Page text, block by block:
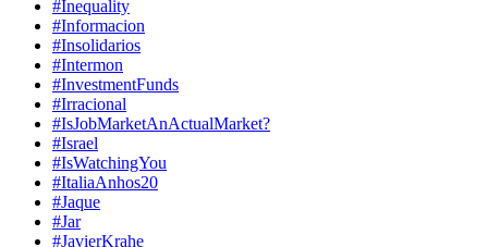
#Inequality
#Informacion
#Insolidarios
#Intermon
#InvestmentFunds
#Irracional
#IsJobMarketAnActualMarket?
#Israel
#IsWatchingYou
#ItaliaAnhos20
#Jaque
#Jar
#JavierKrahe